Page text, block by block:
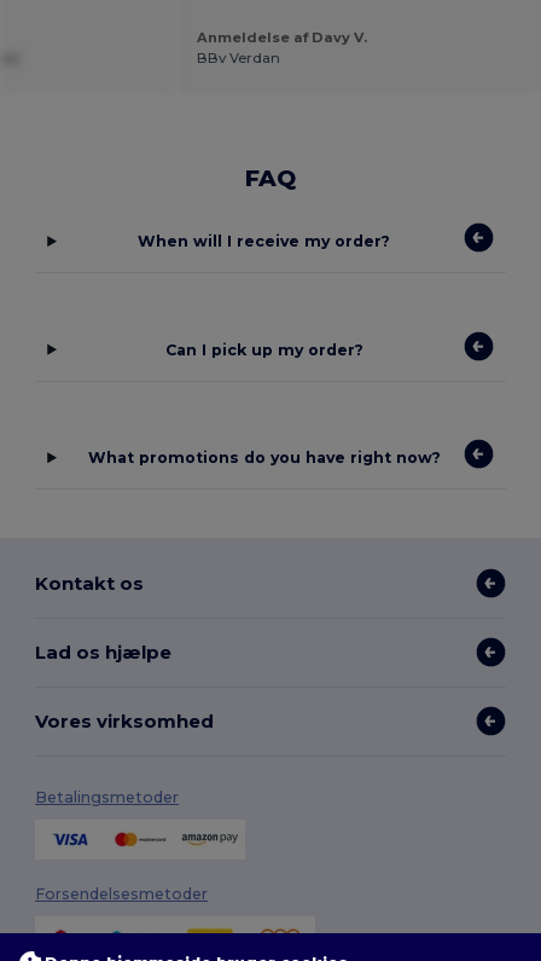
Anmeldelse af Davy V.
BBv Verdan
FAQ
When will I receive my order?
Can I pick up my order?
What promotions do you have right now?
Kontakt os
Lad os hjælpe
Vores virksomhed
Betalingsmetoder
Forsendelsesmetoder